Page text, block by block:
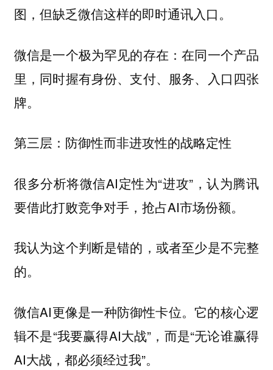
图，但缺乏微信这样的即时通讯入口。
微信是一个极为罕见的存在：在同一个产品
里，同时握有身份、支付、服务、入口四张
牌。
第三层：防御性而非进攻性的战略定性
很多分析将微信AI定性为“进攻”，认为腾讯
要借此打败竞争对手，抢占AI市场份额。
我认为这个判断是错的，或者至少是不完整
的。
微信AI更像是一种防御性卡位。它的核心逻
辑不是“我要赢得AI大战”，而是“无论谁赢得
AI大战，都必须经过我”。